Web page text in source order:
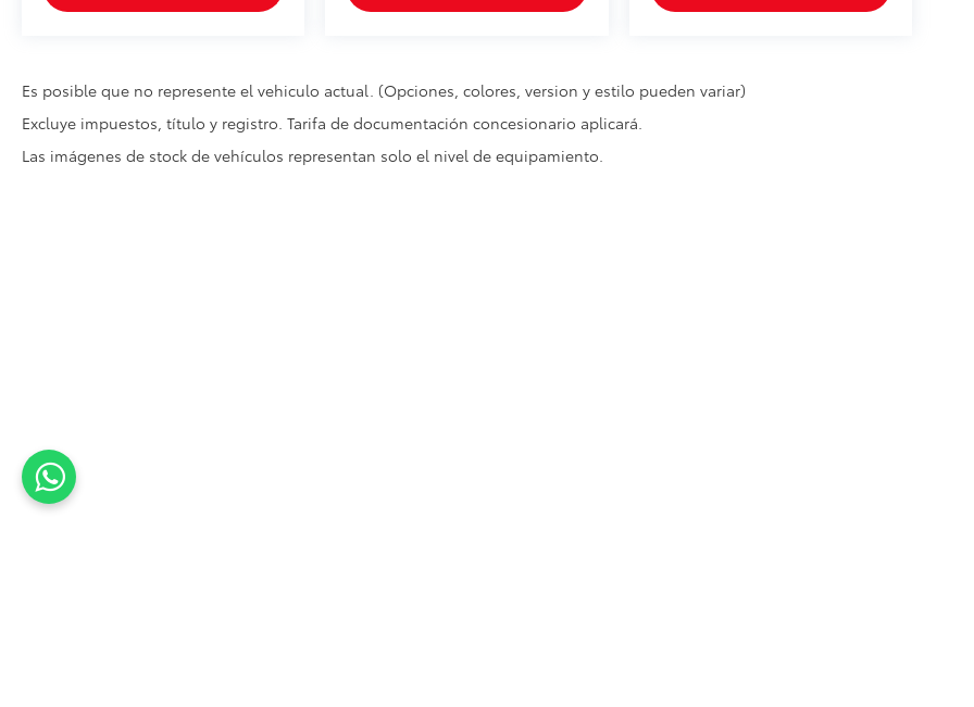
Es posible que no represente el vehiculo actual. (Opciones, colores, version y estilo pueden variar)
Excluye impuestos, título y registro. Tarifa de documentación concesionario aplicará.
Las imágenes de stock de vehículos representan solo el nivel de equipamiento.